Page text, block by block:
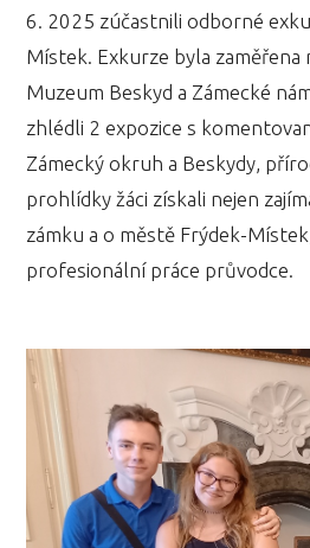
6. 2025 zúčastnili odborné
Místek. Exkurze byla zaměřena
Muzeum Beskyd a Zámecké
zhlédli 2 expozice s
Zámecký okruh a Beskydy,
prohlídky žáci získali nejen
zámku a o městě Frýdek-
profesionální práce průvodce.